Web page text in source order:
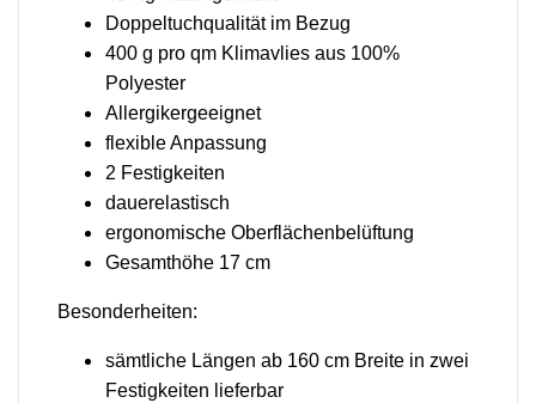
Doppeltuchqualität im Bezug
400 g pro qm Klimavlies aus 100%
Polyester
Allergikergeeignet
flexible Anpassung
2 Festigkeiten
dauerelastisch
ergonomische Oberflächenbelüftung
Gesamthöhe 17 cm
Besonderheiten:
sämtliche Längen ab 160 cm Breite in zwei
Festigkeiten lieferbar